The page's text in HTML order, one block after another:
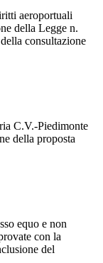
aeroportuali
della Legge n.
consultazione
C.V.-Piedimonte
della proposta
equo e non
con la
del